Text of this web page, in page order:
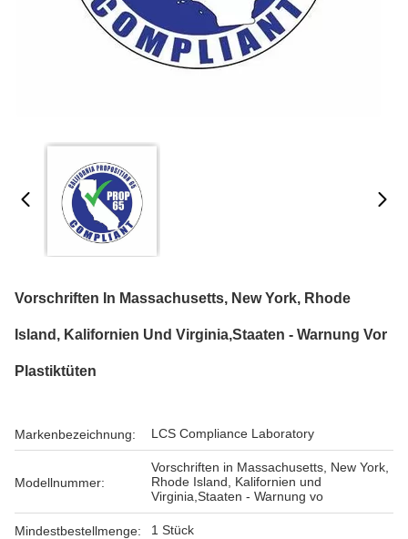
Vorschriften In Massachusetts, New York, Rhode
Island, Kalifornien Und Virginia,Staaten - Warnung Vor
Plastiktüten
Markenbezeichnung: LCS Compliance Laboratory
Modellnummer:
Vorschriften in Massachusetts, New York,
Rhode Island, Kalifornien und
Virginia,Staaten - Warnung vo
Mindestbestellmenge: 1 Stück